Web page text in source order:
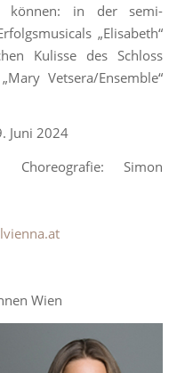
können: in der semi-
„Elisabeth“
Kulisse des Schloss
Vetsera/Ensemble“
Juni 2024
Simon
Wien